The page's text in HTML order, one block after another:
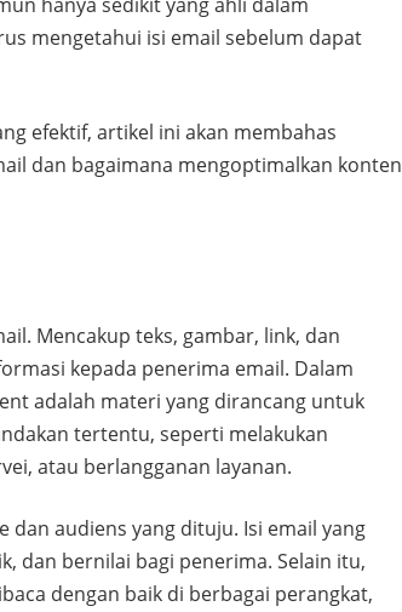
mengetahui isi email sebelum dapat
efektif, artikel ini akan membahas
dan bagaimana mengoptimalkan konten
Mencakup teks, gambar, link, dan
kepada penerima email. Dalam
adalah materi yang dirancang untuk
tertentu, seperti melakukan
atau berlangganan layanan.
dan audiens yang dituju. Isi email yang
dan bernilai bagi penerima. Selain itu,
dengan baik di berbagai perangkat,